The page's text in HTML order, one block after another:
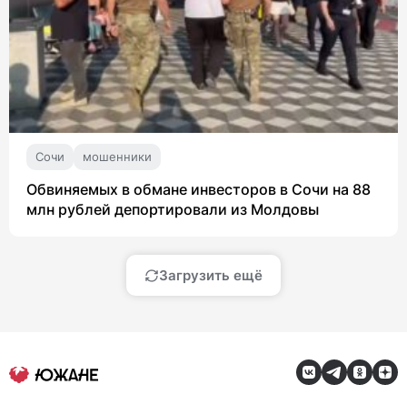
Сочи мошенники
Обвиняемых в обмане инвесторов в Сочи на 88
млн рублей депортировали из Молдовы
Загрузить ещё